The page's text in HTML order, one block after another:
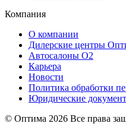
Компания
О компании
Дилерские центры
Автосалоны О2
Карьера
Новости
Политика обработки
Юридические
© Оптима 2026 Все права